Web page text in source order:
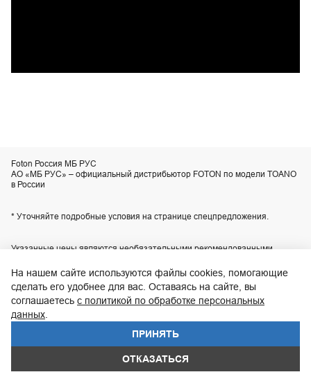
Foton Россия МБ РУС
АО «МБ РУС» – официальный дистрибьютор FOTON по модели TOANO
в России
* Уточняйте подробные условия на странице спецпредложения.
Указанные цены являются необязательными рекомендованными
отличаться от действительных цен. Приобретение любой продукции
осуществляется в соответствии с условиями индивидуального договора
купли-продажи, заключаемого с продавцом. Технические
характеристики, комплектация и изображения автомобилей,
приведенные на сайте, могут отличаться от технических характеристик,
комплектации и внешнего вида автомобилей, поставляемых в
Российскую Федерацию. Актуальную информацию уточняйте по
© 2026, FOTON UDP Auto
На нашем сайте используются файлы cookies, помогающие
сделать его удобнее для вас. Оставаясь на сайте, вы
соглашаетесь с политикой по обработке персональных
данных
ПРИНЯТЬ
ОТКАЗАТЬСЯ